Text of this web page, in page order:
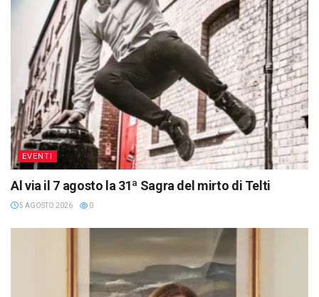
EVENTI
Al via il 7 agosto la 31ª Sagra del mirto di Telti
5 AGOSTO 2026 0